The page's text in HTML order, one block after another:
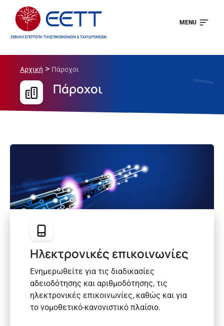
MENU
Αρχική > Πάροχοι
Πάροχοι
Ηλεκτρονικές επικοινωνίες
Ενημερωθείτε για τις διαδικασίες
αδειοδότησης και αριθμοδότησης, τις
ηλεκτρονικές επικοινωνίες, καθώς και για
το νομοθετικό-κανονιστικό πλαίσιο.